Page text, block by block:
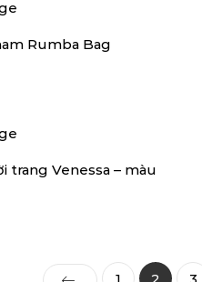
Rumba Bag
trang Venessa – màu
1 2 3